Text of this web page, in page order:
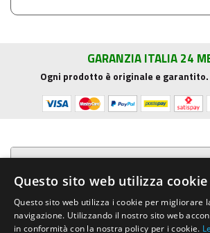
GARANZIA ITALIA 24
Ogni prodotto è originale e garantito.
Presentazione aziendale
Acquista su R.G. Sound
Questo sito web utilizza cookie
Questo sito web utilizza i cookie per migliorare
navigazione. Utilizzando il nostro sito web
in conformità con la nostra policy per i cookie.